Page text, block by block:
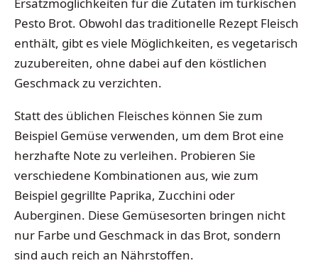
Ersatzmöglichkeiten für die Zutaten im türkischen
Pesto Brot. Obwohl das traditionelle Rezept Fleisch
enthält, gibt es viele Möglichkeiten, es vegetarisch
zuzubereiten, ohne dabei auf den köstlichen
Geschmack zu verzichten.
Statt des üblichen Fleisches können Sie zum
Beispiel Gemüse verwenden, um dem Brot eine
herzhafte Note zu verleihen. Probieren Sie
verschiedene Kombinationen aus, wie zum
Beispiel gegrillte Paprika, Zucchini oder
Auberginen. Diese Gemüsesorten bringen nicht
nur Farbe und Geschmack in das Brot, sondern
sind auch reich an Nährstoffen.